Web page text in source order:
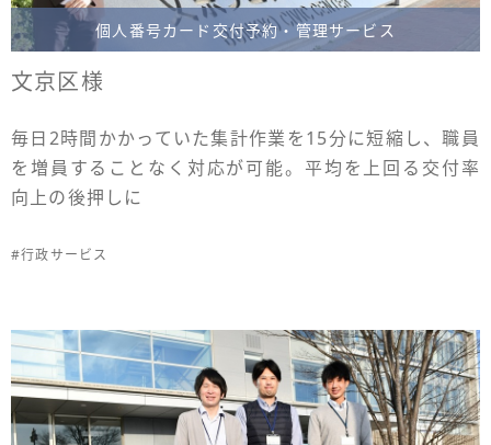
個人番号カード交付予約・管理サービス
文京区様
毎日2時間かかっていた集計作業を15分に短縮し、職員
を増員することなく対応が可能。平均を上回る交付率
向上の後押しに
#行政サービス